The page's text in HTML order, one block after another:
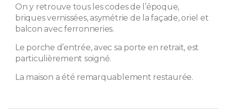
On y retrouve tous les codes de l’époque,
briques vernissées, asymétrie de la façade, oriel et
balcon avec ferronneries.
Le porche d’entrée, avec sa porte en retrait, est
particulièrement soigné.
La maison a été remarquablement restaurée.